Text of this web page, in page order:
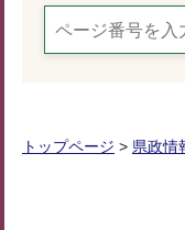
トップページ > 県政情